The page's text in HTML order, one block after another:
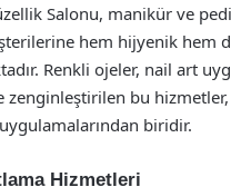
Salonu, manikür ve
hem hijyenik hem
Renkli ojeler, nail art
zenginleştirilen bu
biridir.
Hizmetleri